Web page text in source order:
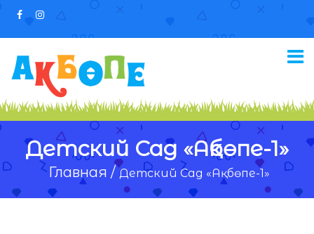
Детский Сад «Ақбөпе-1»
Главная /Детский Сад «Ақбөпе-1»